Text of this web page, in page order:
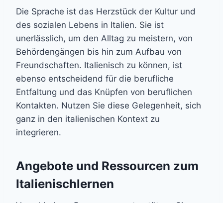
Die Sprache ist das Herzstück der Kultur und
des sozialen Lebens in Italien. Sie ist
unerlässlich, um den Alltag zu meistern, von
Behördengängen bis hin zum Aufbau von
Freundschaften. Italienisch zu können, ist
ebenso entscheidend für die berufliche
Entfaltung und das Knüpfen von beruflichen
Kontakten. Nutzen Sie diese Gelegenheit, sich
ganz in den italienischen Kontext zu
integrieren.
Angebote und Ressourcen zum
Italienischlernen